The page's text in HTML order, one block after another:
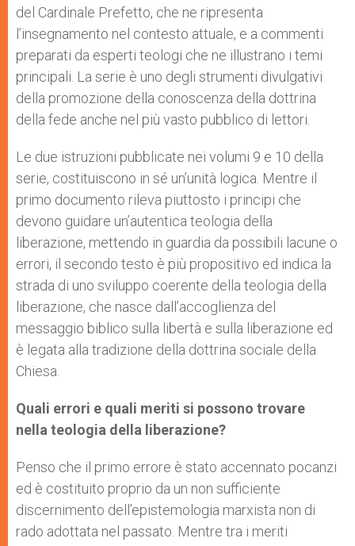
del Cardinale Prefetto, che ne ripresenta
l’insegnamento nel contesto attuale, e a commenti
preparati da esperti teologi che ne illustrano i temi
principali. La serie è uno degli strumenti divulgativi
della promozione della conoscenza della dottrina
della fede anche nel più vasto pubblico di lettori.
Le due istruzioni pubblicate nei volumi 9 e 10 della
serie, costituiscono in sé un’unità logica. Mentre il
primo documento rileva piuttosto i principi che
devono guidare un’autentica teologia della
liberazione, mettendo in guardia da possibili lacune o
errori, il secondo testo è più propositivo ed indica la
strada di uno sviluppo coerente della teologia della
liberazione, che nasce dall’accoglienza del
messaggio biblico sulla libertà e sulla liberazione ed
è legata alla tradizione della dottrina sociale della
Chiesa.
Quali errori e quali meriti si possono trovare
nella teologia della liberazione?
Penso che il primo errore è stato accennato pocanzi
ed è costituito proprio da un non sufficiente
discernimento dell’epistemologia marxista non di
rado adottata nel passato. Mentre tra i meriti